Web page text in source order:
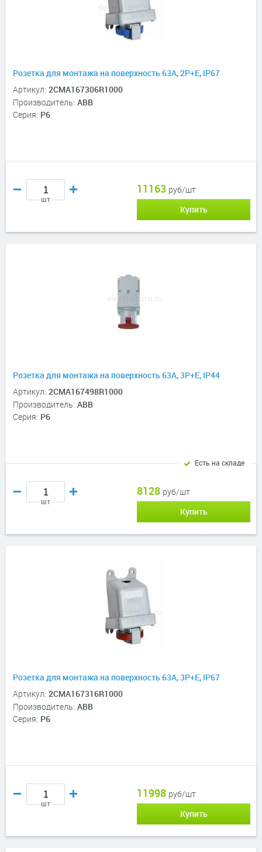
Розетка для монтажа на поверхность 63A, 2P+E, IP67
Артикул: 2CMA167306R1000
Производитель: ABB
Серия: P6
шт
11163 руб/шт
Купить
Розетка для монтажа на поверхность 63A, 3P+E, IP44
Артикул: 2CMA167498R1000
Производитель: ABB
Серия: P6
шт
8128 руб/шт
Купить
Есть на складе
Розетка для монтажа на поверхность 63A, 3P+E, IP67
Артикул: 2CMA167316R1000
Производитель: ABB
Серия: P6
шт
11998 руб/шт
Купить